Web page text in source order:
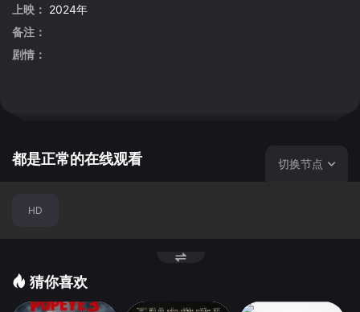
上映： 2024年
备注：
剧情：
都是正常的在线观看 切换节点
HD
猜你喜欢